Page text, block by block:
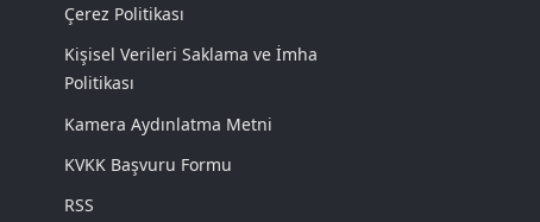
Çerez Politikası
Kişisel Verileri Saklama ve İmha
Politikası
Kamera Aydınlatma Metni
KVKK Başvuru Formu
RSS